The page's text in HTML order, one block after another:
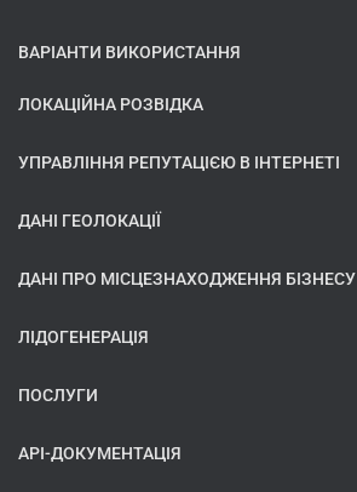
ВАРІАНТИ ВИКОРИСТАННЯ
ЛОКАЦІЙНА РОЗВІДКА
УПРАВЛІННЯ РЕПУТАЦІЄЮ В ІНТЕРНЕТІ
ДАНІ ГЕОЛОКАЦІЇ
ДАНІ ПРО МІСЦЕЗНАХОДЖЕННЯ БІЗНЕСУ
ЛІДОГЕНЕРАЦІЯ
ПОСЛУГИ
API-ДОКУМЕНТАЦІЯ